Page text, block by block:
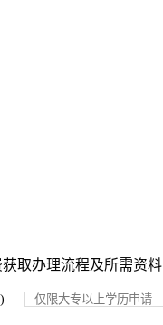
取办理流程及所需资料